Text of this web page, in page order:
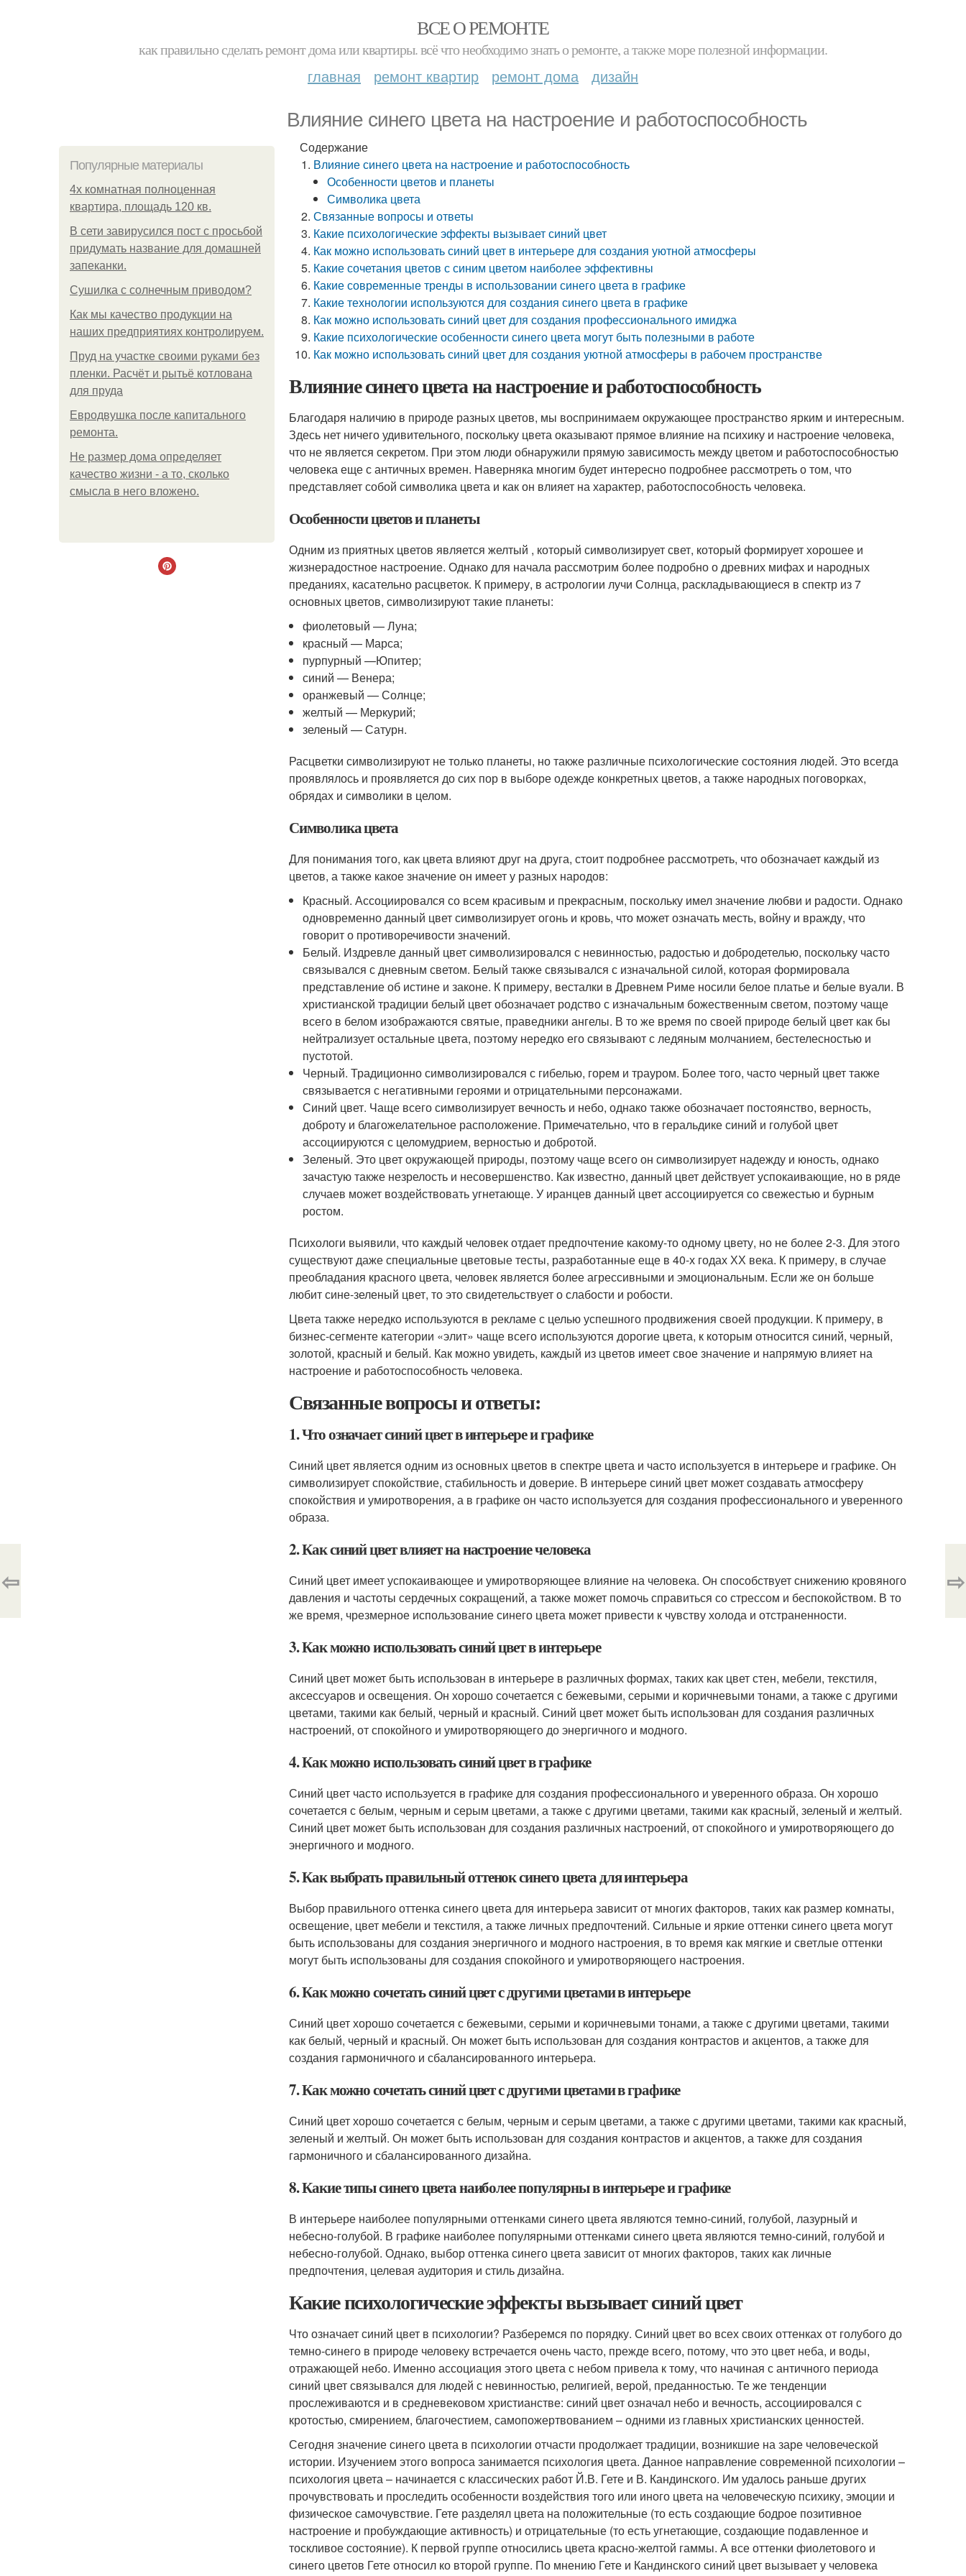
ВСЕ О РЕМОНТЕ
как правильно сделать ремонт дома или квартиры. всё что необходимо знать о ремонте, а также море полезной информации.
главная ремонт квартир ремонт дома дизайн
Влияние синего цвета на настроение и работоспособность
Популярные материалы
4x комнатная полноценная
квартира, площадь 120 кв.
В сети завирусился пост с просьбой
придумать название для домашней
запеканки.
Сушилка с солнечным приводом?
Как мы качество продукции на
наших предприятиях контролируем.
Пруд на участке своими руками без
пленки. Расчёт и рытьё котлована
для пруда
Евродвушка после капитального
ремонта.
Не размер дома определяет
качество жизни - а то, сколько
смысла в него вложено.
Содержание
Влияние синего цвета на настроение и работоспособность
Особенности цветов и планеты
Символика цвета
Связанные вопросы и ответы
Какие психологические эффекты вызывает синий цвет
Как можно использовать синий цвет в интерьере для создания уютной атмосферы
Какие сочетания цветов с синим цветом наиболее эффективны
Какие современные тренды в использовании синего цвета в графике
Какие технологии используются для создания синего цвета в графике
Как можно использовать синий цвет для создания профессионального имиджа
Какие психологические особенности синего цвета могут быть полезными в работе
Как можно использовать синий цвет для создания уютной атмосферы в рабочем пространстве
Влияние синего цвета на настроение и работоспособность
Благодаря наличию в природе разных цветов, мы воспринимаем окружающее пространство ярким и интересным.
Здесь нет ничего удивительного, поскольку цвета оказывают прямое влияние на психику и настроение человека,
что не является секретом. При этом люди обнаружили прямую зависимость между цветом и работоспособностью
человека еще с античных времен. Наверняка многим будет интересно подробнее рассмотреть о том, что
представляет собой символика цвета и как он влияет на характер, работоспособность человека.
Особенности цветов и планеты
Одним из приятных цветов является желтый , который символизирует свет, который формирует хорошее и
жизнерадостное настроение. Однако для начала рассмотрим более подробно о древних мифах и народных
преданиях, касательно расцветок. К примеру, в астрологии лучи Солнца, раскладывающиеся в спектр из 7
основных цветов, символизируют такие планеты:
фиолетовый — Луна;
красный — Марса;
пурпурный —Юпитер;
синий — Венера;
оранжевый — Солнце;
желтый — Меркурий;
зеленый — Сатурн.
Расцветки символизируют не только планеты, но также различные психологические состояния людей. Это всегда
проявлялось и проявляется до сих пор в выборе одежде конкретных цветов, а также народных поговорках,
обрядах и символики в целом.
Символика цвета
Для понимания того, как цвета влияют друг на друга, стоит подробнее рассмотреть, что обозначает каждый из
цветов, а также какое значение он имеет у разных народов:
Красный. Ассоциировался со всем красивым и прекрасным, поскольку имел значение любви и радости. Однако
одновременно данный цвет символизирует огонь и кровь, что может означать месть, войну и вражду, что
говорит о противоречивости значений.
Белый. Издревле данный цвет символизировался с невинностью, радостью и добродетелью, поскольку часто
связывался с дневным светом. Белый также связывался с изначальной силой, которая формировала
представление об истине и законе. К примеру, весталки в Древнем Риме носили белое платье и белые вуали. В
христианской традиции белый цвет обозначает родство с изначальным божественным светом, поэтому чаще
всего в белом изображаются святые, праведники ангелы. В то же время по своей природе белый цвет как бы
нейтрализует остальные цвета, поэтому нередко его связывают с ледяным молчанием, бестелесностью и
пустотой.
Черный. Традиционно символизировался с гибелью, горем и трауром. Более того, часто черный цвет также
связывается с негативными героями и отрицательными персонажами.
Синий цвет. Чаще всего символизирует вечность и небо, однако также обозначает постоянство, верность,
доброту и благожелательное расположение. Примечательно, что в геральдике синий и голубой цвет
ассоциируются с целомудрием, верностью и добротой.
Зеленый. Это цвет окружающей природы, поэтому чаще всего он символизирует надежду и юность, однако
зачастую также незрелость и несовершенство. Как известно, данный цвет действует успокаивающие, но в ряде
случаев может воздействовать угнетающе. У иранцев данный цвет ассоциируется со свежестью и бурным
ростом.
Психологи выявили, что каждый человек отдает предпочтение какому-то одному цвету, но не более 2-3. Для этого
существуют даже специальные цветовые тесты, разработанные еще в 40-х годах ХХ века. К примеру, в случае
преобладания красного цвета, человек является более агрессивными и эмоциональным. Если же он больше
любит сине-зеленый цвет, то это свидетельствует о слабости и робости.
Цвета также нередко используются в рекламе с целью успешного продвижения своей продукции. К примеру, в
бизнес-сегменте категории «элит» чаще всего используются дорогие цвета, к которым относится синий, черный,
золотой, красный и белый. Как можно увидеть, каждый из цветов имеет свое значение и напрямую влияет на
настроение и работоспособность человека.
Связанные вопросы и ответы:
1. Что означает синий цвет в интерьере и графике
Синий цвет является одним из основных цветов в спектре цвета и часто используется в интерьере и графике. Он
символизирует спокойствие, стабильность и доверие. В интерьере синий цвет может создавать атмосферу
спокойствия и умиротворения, а в графике он часто используется для создания профессионального и уверенного
образа.
2. Как синий цвет влияет на настроение человека
Синий цвет имеет успокаивающее и умиротворяющее влияние на человека. Он способствует снижению кровяного
давления и частоты сердечных сокращений, а также может помочь справиться со стрессом и беспокойством. В то
же время, чрезмерное использование синего цвета может привести к чувству холода и отстраненности.
3. Как можно использовать синий цвет в интерьере
Синий цвет может быть использован в интерьере в различных формах, таких как цвет стен, мебели, текстиля,
аксессуаров и освещения. Он хорошо сочетается с бежевыми, серыми и коричневыми тонами, а также с другими
цветами, такими как белый, черный и красный. Синий цвет может быть использован для создания различных
настроений, от спокойного и умиротворяющего до энергичного и модного.
4. Как можно использовать синий цвет в графике
Синий цвет часто используется в графике для создания профессионального и уверенного образа. Он хорошо
сочетается с белым, черным и серым цветами, а также с другими цветами, такими как красный, зеленый и желтый.
Синий цвет может быть использован для создания различных настроений, от спокойного и умиротворяющего до
энергичного и модного.
5. Как выбрать правильный оттенок синего цвета для интерьера
Выбор правильного оттенка синего цвета для интерьера зависит от многих факторов, таких как размер комнаты,
освещение, цвет мебели и текстиля, а также личных предпочтений. Сильные и яркие оттенки синего цвета могут
быть использованы для создания энергичного и модного настроения, в то время как мягкие и светлые оттенки
могут быть использованы для создания спокойного и умиротворяющего настроения.
6. Как можно сочетать синий цвет с другими цветами в интерьере
Синий цвет хорошо сочетается с бежевыми, серыми и коричневыми тонами, а также с другими цветами, такими
как белый, черный и красный. Он может быть использован для создания контрастов и акцентов, а также для
создания гармоничного и сбалансированного интерьера.
7. Как можно сочетать синий цвет с другими цветами в графике
Синий цвет хорошо сочетается с белым, черным и серым цветами, а также с другими цветами, такими как красный,
зеленый и желтый. Он может быть использован для создания контрастов и акцентов, а также для создания
гармоничного и сбалансированного дизайна.
8. Какие типы синего цвета наиболее популярны в интерьере и графике
В интерьере наиболее популярными оттенками синего цвета являются темно-синий, голубой, лазурный и
небесно-голубой. В графике наиболее популярными оттенками синего цвета являются темно-синий, голубой и
небесно-голубой. Однако, выбор оттенка синего цвета зависит от многих факторов, таких как личные
предпочтения, целевая аудитория и стиль дизайна.
Какие психологические эффекты вызывает синий цвет
Что означает синий цвет в психологии? Разберемся по порядку. Синий цвет во всех своих оттенках от голубого до
темно-синего в природе человеку встречается очень часто, прежде всего, потому, что это цвет неба, и воды,
отражающей небо. Именно ассоциация этого цвета с небом привела к тому, что начиная с античного периода
синий цвет связывался для людей с невинностью, религией, верой, преданностью. Те же тенденции
прослеживаются и в средневековом христианстве: синий цвет означал небо и вечность, ассоциировался с
кротостью, смирением, благочестием, самопожертвованием – одними из главных христианских ценностей.
Сегодня значение синего цвета в психологии отчасти продолжает традиции, возникшие на заре человеческой
истории. Изучением этого вопроса занимается психология цвета. Данное направление современной психологии –
психология цвета – начинается с классических работ Й.В. Гете и В. Кандинского. Им удалось раньше других
прочувствовать и проследить особенности воздействия того или иного цвета на человеческую психику, эмоции и
физическое самочувствие. Гете разделял цвета на положительные (то есть создающие бодрое позитивное
настроение и пробуждающие активность) и отрицательные (то есть угнетающие, создающие подавленное и
тоскливое состояние). К первой группе относились цвета красно-желтой гаммы. А все оттенки фиолетового и
синего цветов Гете относил ко второй группе. По мнению Гете и Кандинского синий цвет вызывает у человека
⇦ ⇨